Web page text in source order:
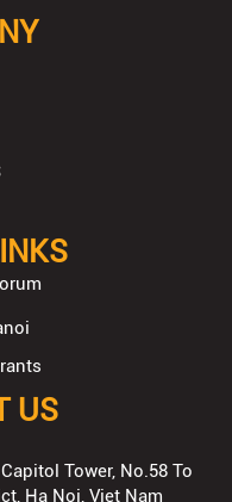
US
Tower, No.58 To